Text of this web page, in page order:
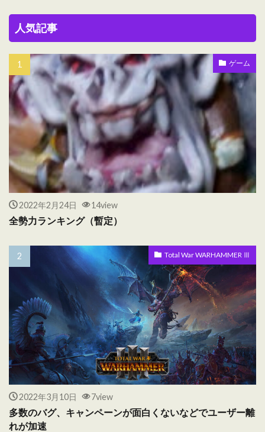
人気記事
ゲーム
2022年2月24日 14view
全勢力ランキング（暫定）
Total War WARHAMMER Ⅲ
2022年3月10日 7view
多数のバグ、キャンペーンが面白くないなどでユーザー離
れが加速